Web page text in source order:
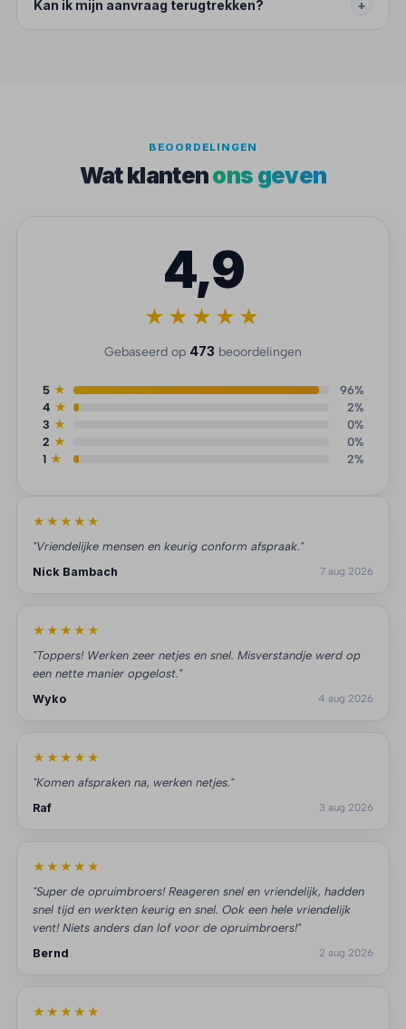
Kan ik mijn aanvraag terugtrekken? +
BEOORDELINGEN
Wat klantenons geven
4,9
★★★★★
Gebaseerd op 473 beoordelingen
5 ★
96%
4 ★
2%
3 ★
0%
2 ★
0%
1 ★ 2%
★★★★★
"Vriendelijke mensen en keurig conform afspraak."
Nick Bambach
7 aug 2026
★★★★★
"Toppers! Werken zeer netjes en snel. Misverstandje werd op
een nette manier opgelost."
Wyko
4 aug 2026
★★★★★
"Komen afspraken na, werken netjes."
Raf
3 aug 2026
★★★★★
"Super de opruimbroers! Reageren snel en vriendelijk, hadden
snel tijd en werkten keurig en snel. Ook een hele vriendelijk
vent! Niets anders dan lof voor de opruimbroers!"
Bernd
2 aug 2026
★★★★★